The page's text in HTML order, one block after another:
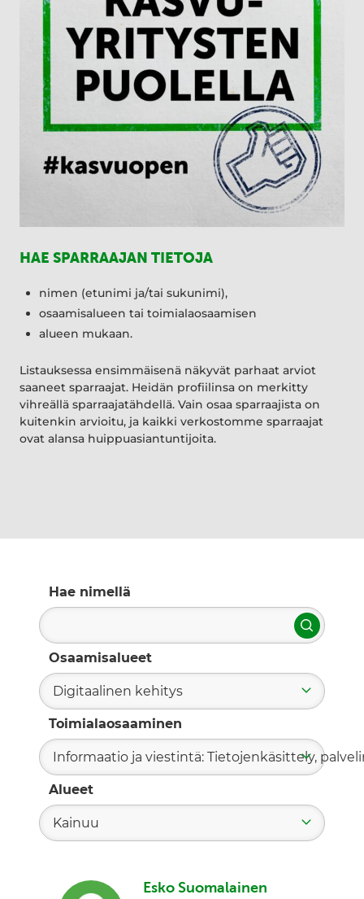
HAE SPARRAAJAN TIETOJA
nimen (etunimi ja/tai sukunimi),
osaamisalueen tai toimialaosaamisen
alueen mukaan.
Listauksessa ensimmäisenä näkyvät parhaat arviot
saaneet sparraajat. Heidän profiilinsa on merkitty
vihreällä sparraajatähdellä. Vain osaa sparraajista on
kuitenkin arvioitu, ja kaikki verkostomme sparraajat
ovat alansa huippuasiantuntijoita.
Hae nimellä
Hae
Osaamisalueet
Digitaalinen kehitys
Toimialaosaaminen
Informaatio ja viestintä: Tietojenkäsittely,
Alueet
Kainuu
Esko Suomalainen